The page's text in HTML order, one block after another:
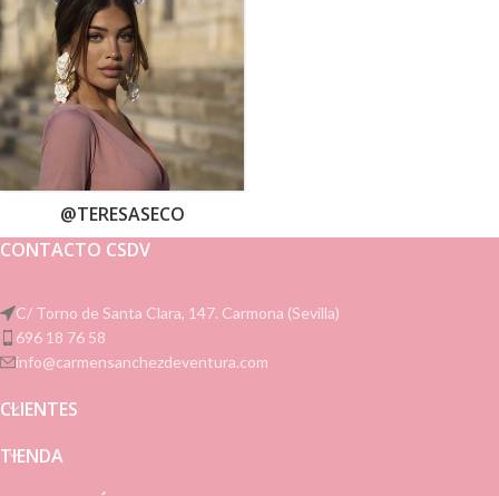
@TERESASECO
CONTACTO CSDV
C/ Torno de Santa Clara, 147. Carmona (Sevilla)
696 18 76 58
info@carmensanchezdeventura.com
CLIENTES
TIENDA